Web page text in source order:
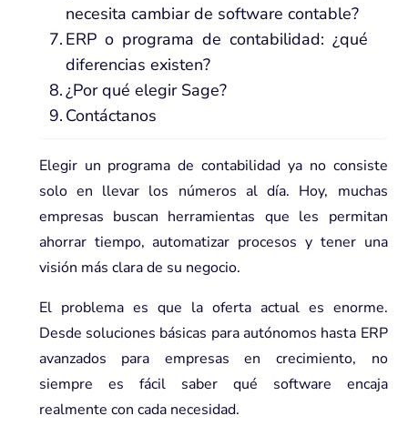
necesita cambiar de software contable?
ERP o programa de contabilidad: ¿qué
diferencias existen?
¿Por qué elegir Sage?
Contáctanos
Elegir un programa de contabilidad ya no consiste
solo en llevar los números al día. Hoy, muchas
empresas buscan herramientas que les permitan
ahorrar tiempo, automatizar procesos y tener una
visión más clara de su negocio.
El problema es que la oferta actual es enorme.
Desde soluciones básicas para autónomos hasta ERP
avanzados para empresas en crecimiento, no
siempre es fácil saber qué software encaja
realmente con cada necesidad.